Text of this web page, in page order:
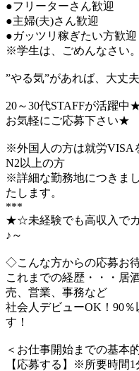
●フリーターさん歓迎
●主婦(夫)さん歓迎
●ガッツリ稼ぎたい方歓迎
※学生は、ごめんなさい。
”やる気”があれば、大丈
20～30代STAFFが活躍中
お気軽にご応募下さい★
※外国人の方は就労VISA
N2以上の方
※詳細な勤務地につきま
たします。
***
★☆未経験でも高収入で
♪～
◇こんな方からの応募お
これまでの経歴・・・居
売、営業、事務など
社会人デビューOK！90
す！
＜お仕事開始までの基本
【応募する】※所要時間1